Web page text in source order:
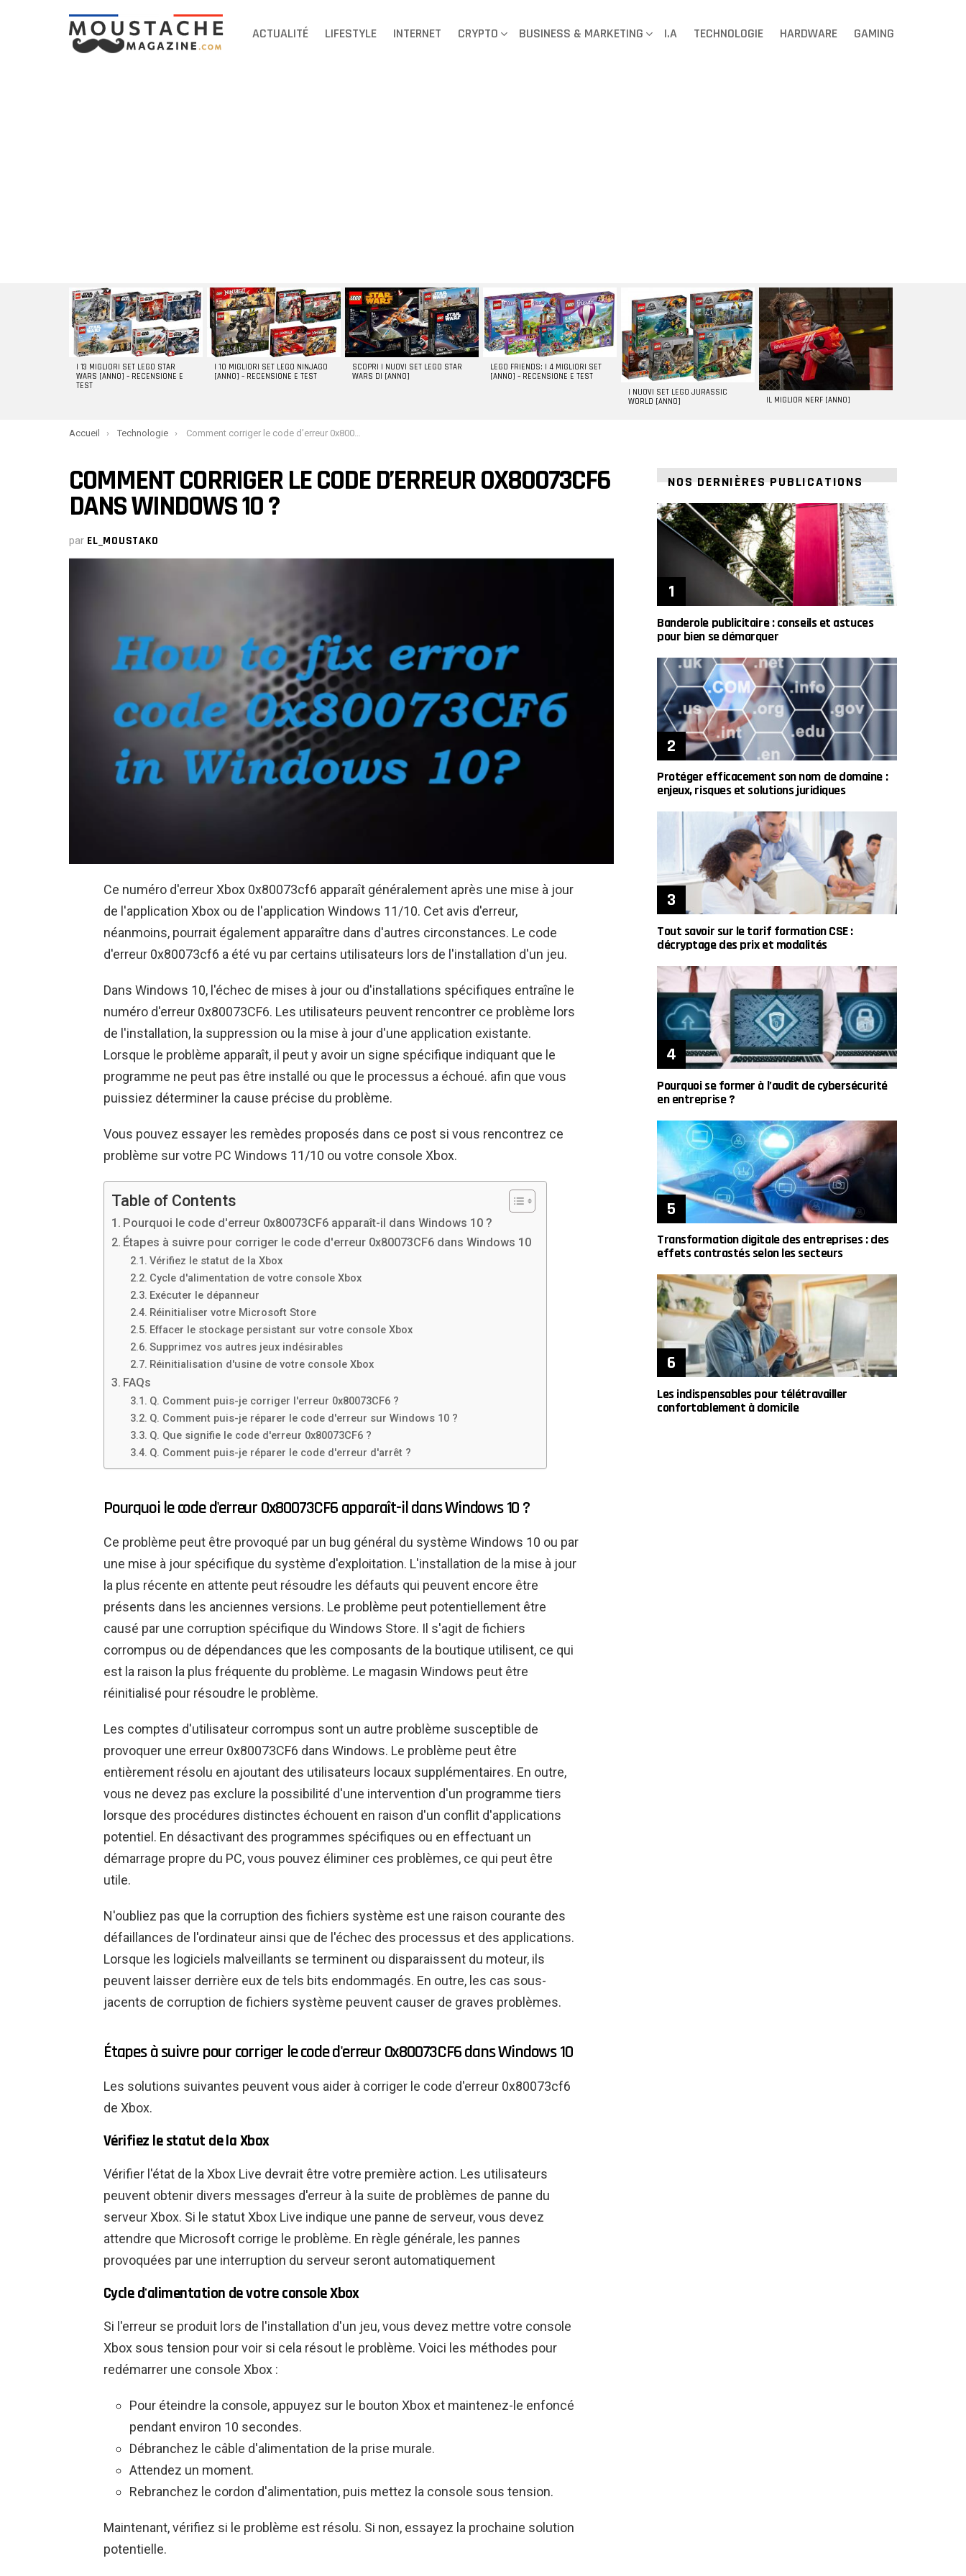
ACTUALITÉ LIFESTYLE INTERNET CRYPTO BUSINESS & MARKETING I.A TECHNOLOGIE HARDWARE GAMING
DERNIERS
ARTICLES
I 13 MIGLIORI SET LEGO STAR
WARS [ANNO] – RECENSIONE E
TEST
I 10 MIGLIORI SET LEGO NINJAGO
[ANNO] – RECENSIONE E TEST
SCOPRI I NUOVI SET LEGO STAR
WARS DI [ANNO]
LEGO FRIENDS: I 4 MIGLIORI SET
[ANNO] – RECENSIONE E TEST
I NUOVI SET LEGO JURASSIC
WORLD [ANNO]
IL MIGLIOR NERF [ANNO]
You are here:
Accueil Technologie Comment corriger le code d’erreur 0x80073CF6 dans Windows 10 ?
COMMENT CORRIGER LE CODE D’ERREUR 0X80073CF6
DANS WINDOWS 10 ?
par EL_MOUSTAKO
Ce numéro d'erreur Xbox 0x80073cf6 apparaît généralement après une mise à jour
de l'application Xbox ou de l'application Windows 11/10. Cet avis d'erreur,
néanmoins, pourrait également apparaître dans d'autres circonstances. Le code
d'erreur 0x80073cf6 a été vu par certains utilisateurs lors de l'installation d'un jeu.
Dans Windows 10, l'échec de mises à jour ou d'installations spécifiques entraîne le
numéro d'erreur 0x80073CF6. Les utilisateurs peuvent rencontrer ce problème lors
de l'installation, la suppression ou la mise à jour d'une application existante.
Lorsque le problème apparaît, il peut y avoir un signe spécifique indiquant que le
programme ne peut pas être installé ou que le processus a échoué. afin que vous
puissiez déterminer la cause précise du problème.
Vous pouvez essayer les remèdes proposés dans ce post si vous rencontrez ce
problème sur votre PC Windows 11/10 ou votre console Xbox.
Table of Contents
Pourquoi le code d'erreur 0x80073CF6 apparaît-il dans Windows 10 ?
Étapes à suivre pour corriger le code d'erreur 0x80073CF6 dans Windows 10
Vérifiez le statut de la Xbox
Cycle d'alimentation de votre console Xbox
Exécuter le dépanneur
Réinitialiser votre Microsoft Store
Effacer le stockage persistant sur votre console Xbox
Supprimez vos autres jeux indésirables
Réinitialisation d'usine de votre console Xbox
FAQs
Q. Comment puis-je corriger l'erreur 0x80073CF6 ?
Q. Comment puis-je réparer le code d'erreur sur Windows 10 ?
Q. Que signifie le code d'erreur 0x80073CF6 ?
Q. Comment puis-je réparer le code d'erreur d'arrêt ?
Pourquoi le code d'erreur 0x80073CF6 apparaît-il dans Windows 10 ?
Ce problème peut être provoqué par un bug général du système Windows 10 ou par
une mise à jour spécifique du système d'exploitation. L'installation de la mise à jour
la plus récente en attente peut résoudre les défauts qui peuvent encore être
présents dans les anciennes versions. Le problème peut potentiellement être
causé par une corruption spécifique du Windows Store. Il s'agit de fichiers
corrompus ou de dépendances que les composants de la boutique utilisent, ce qui
est la raison la plus fréquente du problème. Le magasin Windows peut être
réinitialisé pour résoudre le problème.
Les comptes d'utilisateur corrompus sont un autre problème susceptible de
provoquer une erreur 0x80073CF6 dans Windows. Le problème peut être
entièrement résolu en ajoutant des utilisateurs locaux supplémentaires. En outre,
vous ne devez pas exclure la possibilité d'une intervention d'un programme tiers
lorsque des procédures distinctes échouent en raison d'un conflit d'applications
potentiel. En désactivant des programmes spécifiques ou en effectuant un
démarrage propre du PC, vous pouvez éliminer ces problèmes, ce qui peut être
utile.
N'oubliez pas que la corruption des fichiers système est une raison courante des
défaillances de l'ordinateur ainsi que de l'échec des processus et des applications.
Lorsque les logiciels malveillants se terminent ou disparaissent du moteur, ils
peuvent laisser derrière eux de tels bits endommagés. En outre, les cas sous-
jacents de corruption de fichiers système peuvent causer de graves problèmes.
Étapes à suivre pour corriger le code d'erreur 0x80073CF6 dans Windows 10
Les solutions suivantes peuvent vous aider à corriger le code d'erreur 0x80073cf6
de Xbox.
Vérifiez le statut de la Xbox
Vérifier l'état de la Xbox Live devrait être votre première action. Les utilisateurs
peuvent obtenir divers messages d'erreur à la suite de problèmes de panne du
serveur Xbox. Si le statut Xbox Live indique une panne de serveur, vous devez
attendre que Microsoft corrige le problème. En règle générale, les pannes
provoquées par une interruption du serveur seront automatiquement
Cycle d'alimentation de votre console Xbox
Si l'erreur se produit lors de l'installation d'un jeu, vous devez mettre votre console
Xbox sous tension pour voir si cela résout le problème. Voici les méthodes pour
redémarrer une console Xbox :
Pour éteindre la console, appuyez sur le bouton Xbox et maintenez-le enfoncé
pendant environ 10 secondes.
Débranchez le câble d'alimentation de la prise murale.
Attendez un moment.
Rebranchez le cordon d'alimentation, puis mettez la console sous tension.
Maintenant, vérifiez si le problème est résolu. Si non, essayez la prochaine solution
potentielle.
NOS DERNIÈRES PUBLICATIONS
Banderole publicitaire : conseils et astuces
pour bien se démarquer
Protéger efficacement son nom de domaine :
enjeux, risques et solutions juridiques
Tout savoir sur le tarif formation CSE :
décryptage des prix et modalités
Pourquoi se former à l’audit de cybersécurité
en entreprise ?
Transformation digitale des entreprises : des
effets contrastés selon les secteurs
Les indispensables pour télétravailler
confortablement à domicile